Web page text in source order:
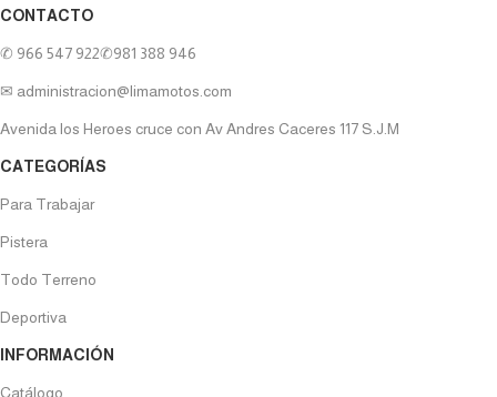
CONTACTO
✆ 966 547 922✆981 388 946
✉ administracion@limamotos.com
Avenida los Heroes cruce con Av Andres Caceres 117 S.J.M
CATEGORÍAS
Para Trabajar
Pistera
Todo Terreno
Deportiva
INFORMACIÓN
Catálogo